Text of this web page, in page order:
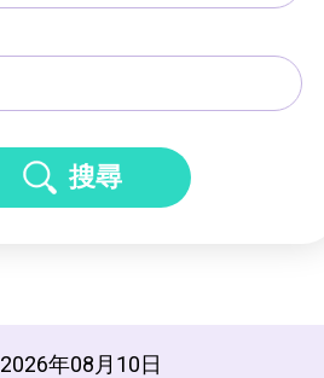
搜尋
2026年08月10日